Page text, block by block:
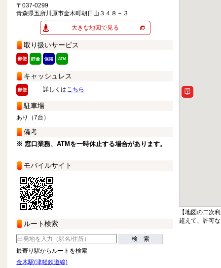
〒037-0299
青森県五所川原市金木町朝日山３４８－３
大きな地図で見る
取り扱いサービス
キャッシュレス
詳しくはこちら
駐車場
あり（7台）
備考
※ 窓口業務、ATMを一時休止する場合があります。
モバイルサイト
ルート検索
検 索
最寄り駅からルートを検索
金木駅(津軽鉄道線)
【地図の二次
超えて、許可